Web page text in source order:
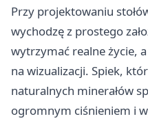
Przy projektowaniu
wychodzę z prostego
wytrzymać realne życie,
na wizualizacji. Spiek,
naturalnych minerałów
ogromnym ciśnieniem i